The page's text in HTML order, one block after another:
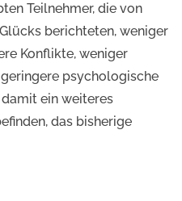
Teilnehmer, die von
berichteten, weniger
Konflikte, weniger
psychologische
ein weiteres
das bisherige